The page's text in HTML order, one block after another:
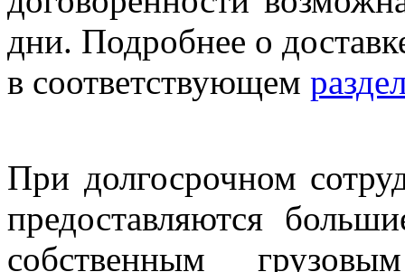
дни. Подробнее о
в соответствующем
При долгосрочном
предоставляются
собственным